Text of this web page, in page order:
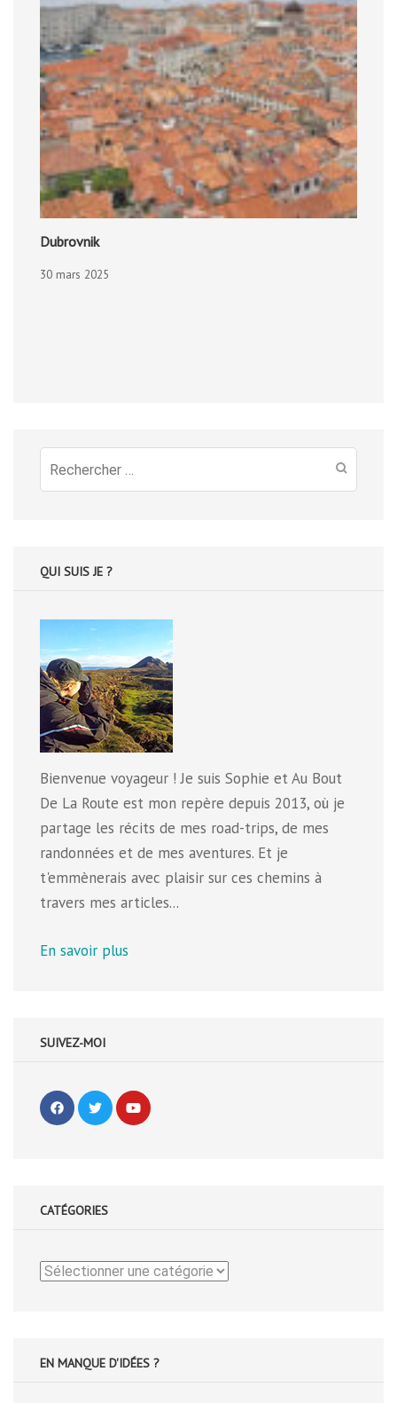
Dubrovnik
30 mars 2025
Recherche
pour
QUI SUIS JE ?
Bienvenue voyageur ! Je suis Sophie et Au Bout
De La Route est mon repère depuis 2013, où je
partage les récits de mes road-trips, de mes
randonnées et de mes aventures. Et je
t'emmènerais avec plaisir sur ces chemins à
travers mes articles...
En savoir plus
SUIVEZ-MOI
CATÉGORIES
Catégories
EN MANQUE D'IDÉES ?